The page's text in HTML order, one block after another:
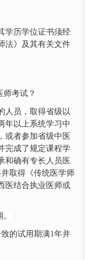
学历学位证书须经
法》及其有关文件
师考试？
人员，取得省级以
年以上系统学习中
或者参加省级中医
完成了规定课程学
和确有专长人员医
取得《传统医学师
医结合执业医师或
的试用期满1年并